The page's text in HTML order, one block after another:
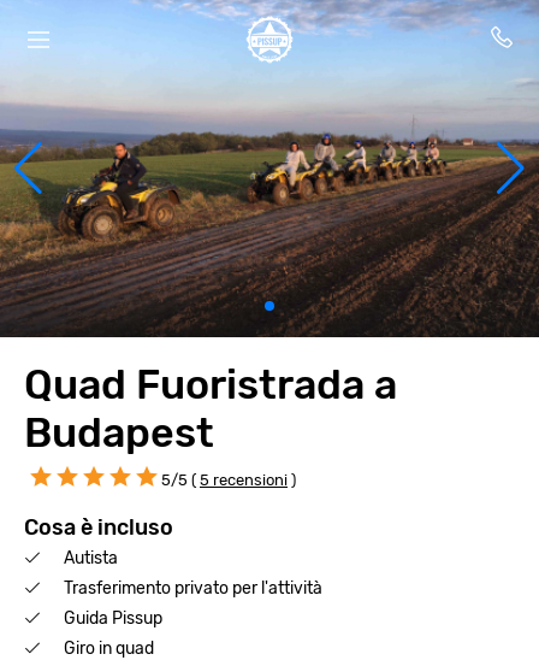
Quad Fuoristrada a
Budapest
5/5 ( 5 recensioni )
Cosa è incluso
Autista
Trasferimento privato per l'attività
Guida Pissup
Giro in quad